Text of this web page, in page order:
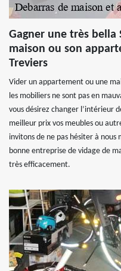
Gagner une très bella
maison ou son
Treviers
Vider un appartement ou une
les mobiliers ne sont pas en
vous désirez changer l’intérieur
meilleur prix vos meubles ou
invitons de ne pas hésiter à
bonne entreprise de vidage de
très efficacement.